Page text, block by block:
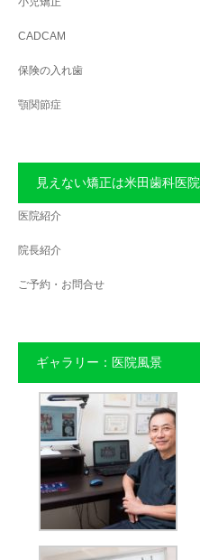
CADCAM
保険の入れ歯
顎関節症
見えない矯正は米田歯科医院
医院紹介
院長紹介
ご予約・お問合せ
ギャラリー：医院風景